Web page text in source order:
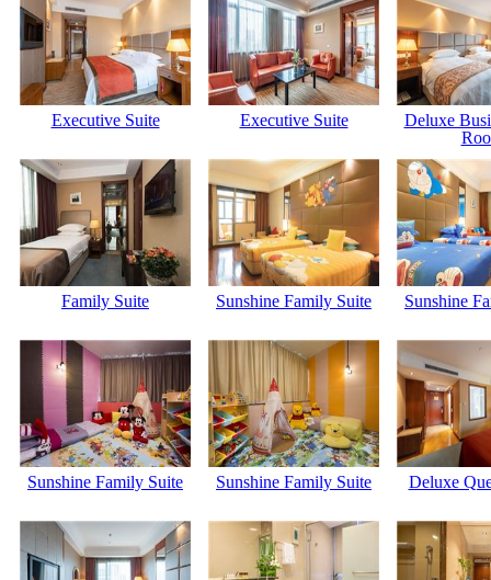
Executive Suite Executive Suite
Deluxe
Family Suite Sunshine Family Suite Sunshine
Sunshine Family Suite Sunshine Family Suite Deluxe